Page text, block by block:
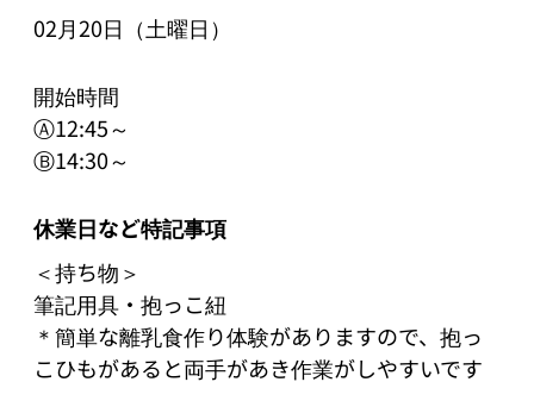
02月20日（土曜日）
開始時間
Ⓐ12:45～
Ⓑ14:30～
休業日など特記事項
＜持ち物＞
筆記用具・抱っこ紐
＊簡単な離乳食作り体験がありますので、抱っ
こひもがあると両手があき作業がしやすいです